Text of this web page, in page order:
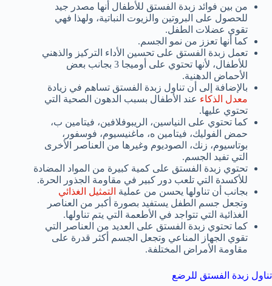
من بين فوائد زبدة الفستق للأطفال أنها مصدر جيد
للحصول على البروتين والزيوت النباتية، ولهذا فهي
تقوي عضلات الطفل.
كما أنها تعزز من نمو الجسم.
تعمل زبدة الفستق على تحسين الأداء التركيز والذهني
للأطفال، لأنها تحتوي على أوميجا 3 بجانب بعض
الأحماض الدهنية.
بالإضافة إلى أن تناول زبدة الفستق تساهم في زيادة
معدل الذكاء عند الأطفال بسبب الدهون الصحية التي
تحتوي عليها.
كما تحتوي على النياسين، الريبوفلافين، فيتامين ب،
حمض الفوليك، فيتامين ه، ماغنيسيوم، فوسفور،
بوتاسيوم، زنك، الصوديوم وغيرها من العناصر الأخرى
التي تفيد الجسم.
تحتوي زبدة الفستق على كمية كبيرة من المواد المضادة
للأكسدة التي تلعب دور كبير في مقاومة الجذور الحرة.
بجانب أن تناولها يحسن من عملية التمثيل الغذائي
وتجعل جسم الطفل يستفيد بصورة أكبر من العناصر
الغذائية التي تتواجد في الأطعمة التي يتم تناولها.
كما تحتوي زبدة الفستق على العديد من العناصر التي
تقوي الجهاز المناعي وتجعل الجسم أكثر قدرة على
مقاومة الأمراض المختلفة.
تناول زبدة الفستق للرضع